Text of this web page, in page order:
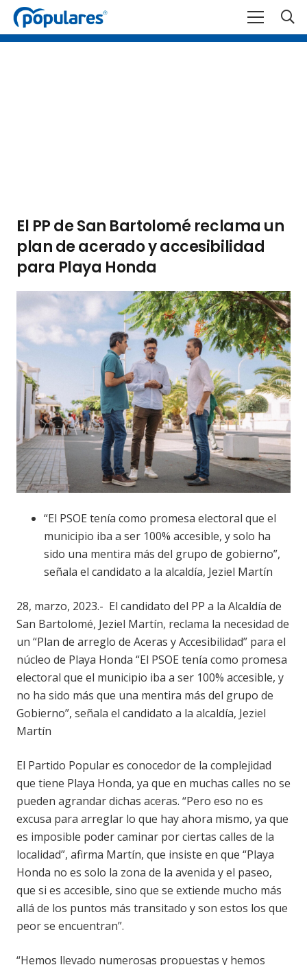
El PP de San Bartolomé reclama un
plan de acerado y accesibilidad
para Playa Honda
“El PSOE tenía como promesa electoral que el
municipio iba a ser 100% accesible, y solo ha
sido una mentira más del grupo de gobierno”,
señala el candidato a la alcaldía, Jeziel Martín
28, marzo, 2023.- El candidato del PP a la Alcaldía de
San Bartolomé, Jeziel Martín, reclama la necesidad de
un “Plan de arreglo de Aceras y Accesibilidad” para el
núcleo de Playa Honda “El PSOE tenía como promesa
electoral que el municipio iba a ser 100% accesible, y
no ha sido más que una mentira más del grupo de
Gobierno”, señala el candidato a la alcaldía, Jeziel
Martín
El Partido Popular es conocedor de la complejidad
que tiene Playa Honda, ya que en muchas calles no se
pueden agrandar dichas aceras. “Pero eso no es
excusa para arreglar lo que hay ahora mismo, ya que
es imposible poder caminar por ciertas calles de la
localidad”, afirma Martín, que insiste en que “Playa
Honda no es solo la zona de la avenida y el paseo,
que si es accesible, sino que se extiende mucho más
allá de los puntos más transitado y son estos los que
peor se encuentran”.
“Hemos llevado numerosas propuestas y hemos